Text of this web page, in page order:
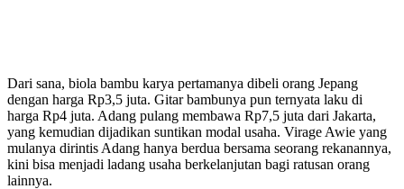
Dari sana, biola bambu karya pertamanya dibeli orang Jepang
dengan harga Rp3,5 juta. Gitar bambunya pun ternyata laku di
harga Rp4 juta. Adang pulang membawa Rp7,5 juta dari Jakarta,
yang kemudian dijadikan suntikan modal usaha. Virage Awie yang
mulanya dirintis Adang hanya berdua bersama seorang rekanannya,
kini bisa menjadi ladang usaha berkelanjutan bagi ratusan orang
lainnya.